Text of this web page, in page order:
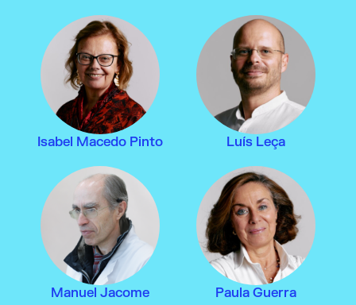
Isabel Macedo Pinto Luís Leça
Manuel Jacome Paula Guerra